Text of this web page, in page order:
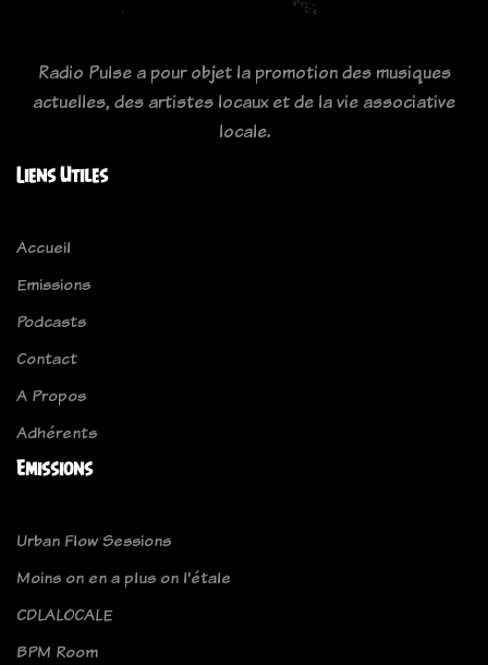
Radio Pulse a pour objet la promotion des musiques
actuelles, des artistes locaux et de la vie associative
locale.
Liens Utiles
Accueil
Emissions
Podcasts
Contact
A Propos
Adhérents
Emissions
Urban Flow Sessions
Moins on en a plus on l'étale
CDLALOCALE
BPM Room